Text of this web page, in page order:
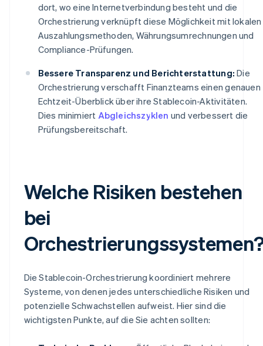
dort, wo eine Internetverbindung besteht und die
Orchestrierung verknüpft diese Möglichkeit mit lokalen
Auszahlungsmethoden, Währungsumrechnungen und
Compliance-Prüfungen.
Bessere Transparenz und Berichterstattung: Die
Orchestrierung verschafft Finanzteams einen genauen
Echtzeit-Überblick über ihre Stablecoin-Aktivitäten.
Dies minimiert Abgleichszyklen und verbessert die
Prüfungsbereitschaft.
Welche Risiken bestehen
bei
Die Stablecoin-Orchestrierung koordiniert mehrere
Systeme, von denen jedes unterschiedliche Risiken und
potenzielle Schwachstellen aufweist. Hier sind die
wichtigsten Punkte, auf die Sie achten sollten: